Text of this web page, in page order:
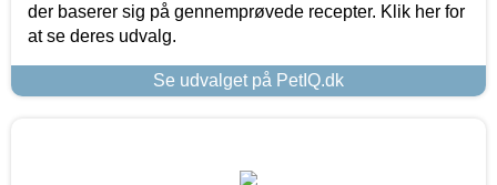
der baserer sig på gennemprøvede recepter. Klik her for
at se deres udvalg.
Se udvalget på PetIQ.dk